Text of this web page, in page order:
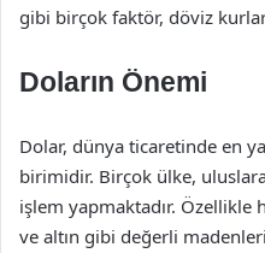
gibi birçok faktör, döviz
Doların Önemi
Dolar, dünya ticaretinde en
birimidir. Birçok ülke,
işlem yapmaktadır.
ve altın gibi değerli